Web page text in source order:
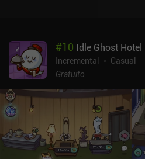
#10 Idle Ghost
Incremental
Casual
Gratuito